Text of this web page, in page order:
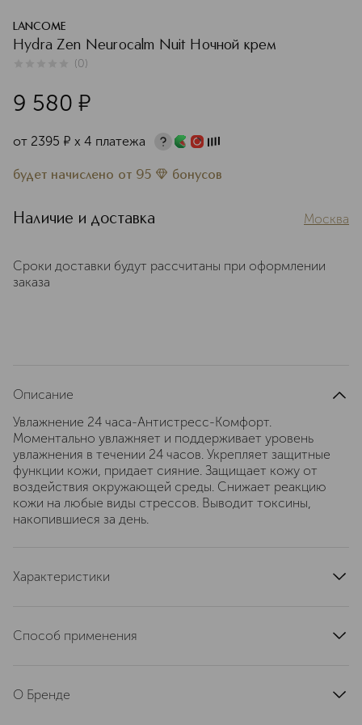
LANCOME
Hydra Zen Neurocalm Nuit Ночной крем
(0)
9 580 ¤
от 2395 ¤ х 4 платежа
будет начислено от 95 бонусов
Наличие и доставка Москва
Сроки доставки будут рассчитаны при оформлении
заказа
Описание
Увлажнение 24 часа-Антистресс-Комфорт.
Моментально увлажняет и поддерживает уровень
увлажнения в течении 24 часов. Укрепляет защитные
функции кожи, придает сияние. Защищает кожу от
воздействия окружающей среды. Снижает реакцию
кожи на любые виды стрессов. Выводит токсины,
накопившиеся за день.
Характеристики
тип продукта
тип кожи
для всех типов
Способ применения
лица и шеи. Небольшое количество крема аккуратно
О Бренде